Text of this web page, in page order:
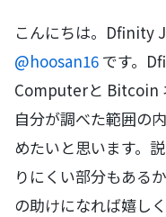
こんにちは。Dfinity
@hoosan16 です。
Computerと Bitcoin
自分が調べた範囲の
めたいと思います。
りにくい部分もある
の助けになれば嬉し